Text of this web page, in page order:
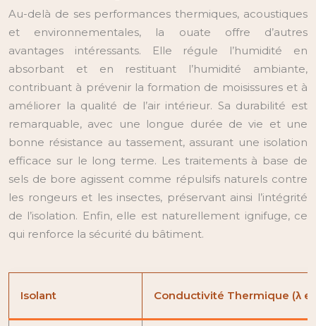
Au-delà de ses performances thermiques, acoustiques
et environnementales, la ouate offre d’autres
avantages intéressants. Elle régule l’humidité en
absorbant et en restituant l’humidité ambiante,
contribuant à prévenir la formation de moisissures et à
améliorer la qualité de l’air intérieur. Sa durabilité est
remarquable, avec une longue durée de vie et une
bonne résistance au tassement, assurant une isolation
efficace sur le long terme. Les traitements à base de
sels de bore agissent comme répulsifs naturels contre
les rongeurs et les insectes, préservant ainsi l’intégrité
de l’isolation. Enfin, elle est naturellement ignifuge, ce
qui renforce la sécurité du bâtiment.
Isolant Conductivité Thermique (λ